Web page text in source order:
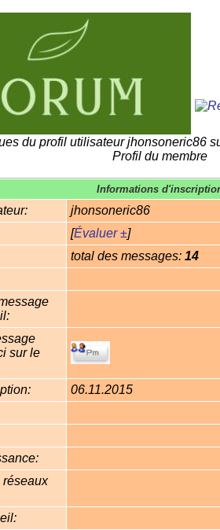
du profil utilisateur jhonsoneric86
Profil du membre
Informations
jhonsoneric86
[Évaluer ±]
total des messages:14
sur le
06.11.2015
réseaux